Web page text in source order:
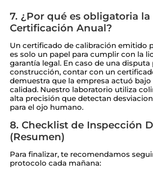
7. ¿Por qué es obligatoria la
Certificación Anual?
Un certificado de calibración emitido
es solo un papel para cumplir con la
garantía legal. En caso de una
construcción, contar con un
demuestra que la empresa actuó bajo
calidad. Nuestro laboratorio utiliza
alta precisión que detectan
para el ojo humano.
8. Checklist de Inspección
(Resumen)
Para finalizar, te recomendamos
protocolo cada mañana: